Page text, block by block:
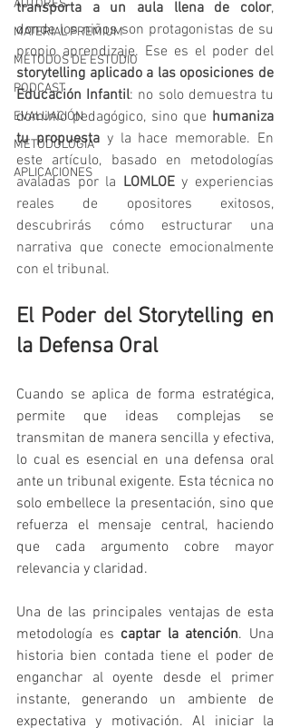
AUTORES
MATERIAL PREMIUM
MÉTODOS DE ESTUDIO
PODCAST
EVALUACIÓN
METODOLOGIA
APLICACIONES
transporta a un aula llena de color,
donde los niños son protagonistas de su
storytelling aplicado a las oposiciones de
Educación Infantil: no solo demuestra tu
dominio pedagógico, sino que humaniza
tu propuesta y la hace memorable. En
este artículo, basado en metodologías
avaladas por la LOMLOE y experiencias
reales de opositores exitosos,
descubrirás cómo estructurar una
narrativa que conecte emocionalmente
con el tribunal.
El Poder del Storytelling en
la Defensa Oral
Cuando se aplica de forma estratégica,
permite que ideas complejas se
transmitan de manera sencilla y efectiva,
lo cual es esencial en una defensa oral
ante un tribunal exigente. Esta técnica no
solo embellece la presentación, sino que
refuerza el mensaje central, haciendo
que cada argumento cobre mayor
relevancia y claridad.
Una de las principales ventajas de esta
metodología es captar la atención. Una
historia bien contada tiene el poder de
enganchar al oyente desde el primer
instante, generando un ambiente de
expectativa y motivación. Al iniciar la